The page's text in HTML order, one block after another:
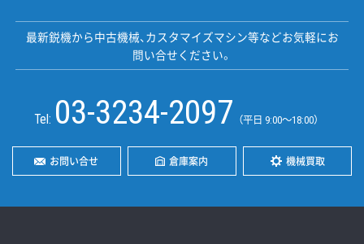
最新鋭機から中古機械、カスタマイズマシン等などお気軽にお
問い合せください。
Tel: 03-3234-2097 （平日 9:00〜18:00）
お問い合せ 倉庫案内 機械買取